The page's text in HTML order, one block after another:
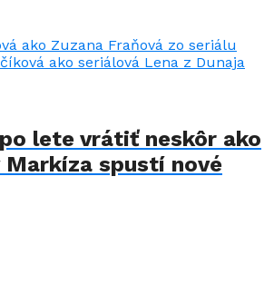
lete vrátiť neskôr ako
Markíza spustí nové